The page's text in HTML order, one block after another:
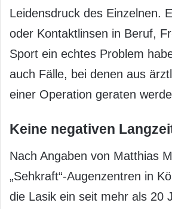
Leidensdruck des Einzelnen.
oder Kontaktlinsen in Beruf,
Sport ein echtes Problem
auch Fälle, bei denen aus
einer Operation geraten
Keine negativen
Nach Angaben von Matthias
„Sehkraft“-Augenzentren in
die Lasik ein seit mehr als 20